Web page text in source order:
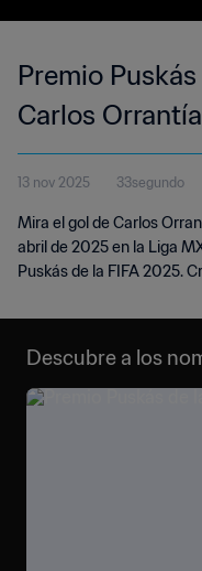
Premio
Carlos Orrantía
13 nov 2025 33segundo
Mira el gol de Carlos
abril de 2025 en la Liga
Puskás de la FIFA 2025.
Descubre a los
o Puskás